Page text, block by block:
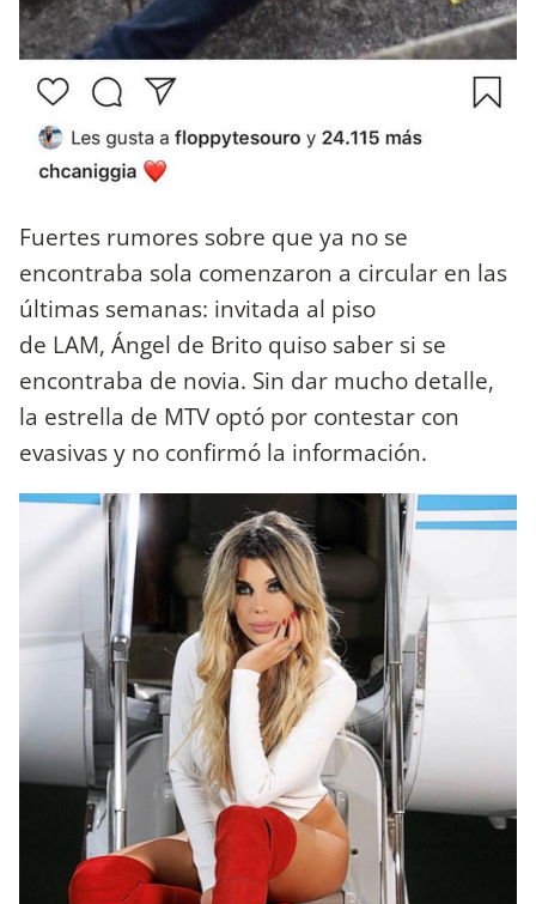
Fuertes rumores sobre que ya no se
encontraba sola comenzaron a circular en las
últimas semanas: invitada al piso
de LAM, Ángel de Brito quiso saber si se
encontraba de novia. Sin dar mucho detalle,
la estrella de MTV optó por contestar con
evasivas y no confirmó la información.